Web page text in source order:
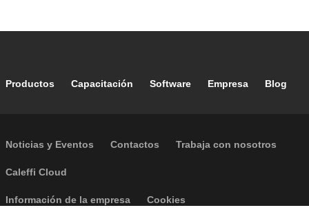
Footer main navigation
Productos Capacitación Software Empresa Blog
Footer secondary navigation
Noticias y Eventos Contactos Trabaja con nosotros
Caleffi Cloud
Footer menu
Información de la empresa Cookies